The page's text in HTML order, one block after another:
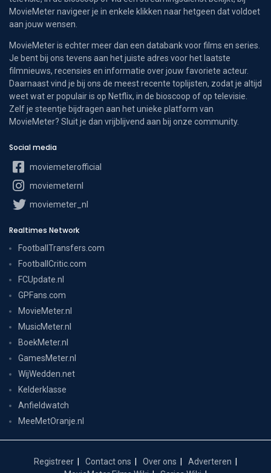
MovieMeter navigeer je in enkele klikken naar hetgeen dat voldoet
aan jouw wensen.
MovieMeter is echter meer dan een databank voor films en series.
Je bent bij ons tevens aan het juiste adres voor het laatste
filmnieuws, recensies en informatie over jouw favoriete acteur.
Daarnaast vind je bij ons de meest recente toplijsten, zodat je altijd
weet wat er populair is op Netflix, in de bioscoop of op televisie.
Zelf je steentje bijdragen aan het unieke platform van
MovieMeter? Sluit je dan vrijblijvend aan bij onze community.
Social media
moviemeterofficial
moviemeternl
moviemeter_nl
Realtimes Network
FootballTransfers.com
FootballCritic.com
FCUpdate.nl
GPFans.com
MovieMeter.nl
MusicMeter.nl
BoekMeter.nl
GamesMeter.nl
WijWedden.net
Kelderklasse
Anfieldwatch
MeeMetOranje.nl
Registreer Contact ons Over ons
Adverteren